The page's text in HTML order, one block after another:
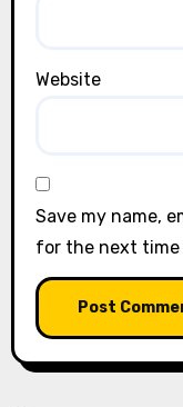
Website
Save my name,
for the next time